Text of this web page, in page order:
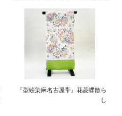
『型絵染麻名古屋帯』花菱蝶散ら
し